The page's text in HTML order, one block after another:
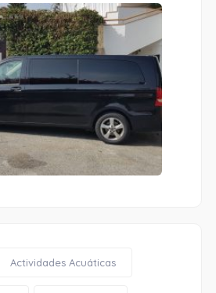
Actividades Acuáticas